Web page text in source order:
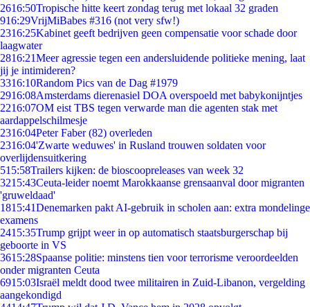
2616:50Tropische hitte keert zondag terug met lokaal 32 graden
916:29VrijMiBabes #316 (not very sfw!)
2316:25Kabinet geeft bedrijven geen compensatie voor schade door
laagwater
2816:21Meer agressie tegen een andersluidende politieke mening, laat
jij je intimideren?
3316:10Random Pics van de Dag #1979
2916:08Amsterdams dierenasiel DOA overspoeld met babykonijntjes
2216:07OM eist TBS tegen verwarde man die agenten stak met
aardappelschilmesje
2316:04Peter Faber (82) overleden
2316:04'Zwarte weduwes' in Rusland trouwen soldaten voor
overlijdensuitkering
515:58Trailers kijken: de bioscoopreleases van week 32
3215:43Ceuta-leider noemt Marokkaanse grensaanval door migranten
'gruweldaad'
1815:41Denemarken pakt AI-gebruik in scholen aan: extra mondelinge
examens
2415:35Trump grijpt weer in op automatisch staatsburgerschap bij
geboorte in VS
3615:28Spaanse politie: minstens tien voor terrorisme veroordeelden
onder migranten Ceuta
6915:03Israël meldt dood twee militairen in Zuid-Libanon, vergelding
aangekondigd